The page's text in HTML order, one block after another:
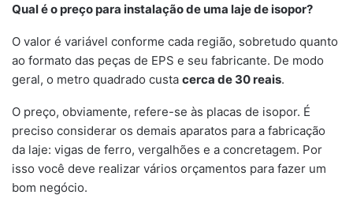
Qual é o preço para instalação de uma laje de isopor?
O valor é variável conforme cada região, sobretudo quanto
ao formato das peças de EPS e seu fabricante. De modo
geral, o metro quadrado custa cerca de 30 reais.
O preço, obviamente, refere-se às placas de isopor. É
preciso considerar os demais aparatos para a fabricação
da laje: vigas de ferro, vergalhões e a concretagem. Por
isso você deve realizar vários orçamentos para fazer um
bom negócio.